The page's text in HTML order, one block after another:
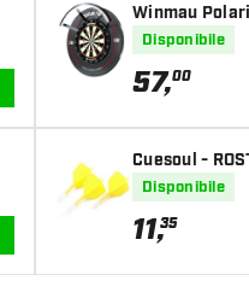
AGGIUNGI AL CARRELLO
AGGIUNGI AL CARRELLO
Winmau
Disponibile
57,00
Cuesoul -
Disponibile
11,35